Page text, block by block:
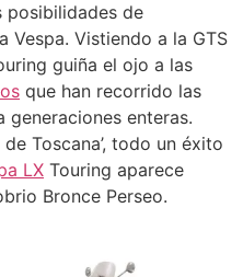
posibilidades de
Vespa. Vistiendo a la GTS
guiña el ojo a las
que han recorrido las
generaciones enteras.
Toscana’, todo un éxito
LX Touring aparece
Bronce Perseo.